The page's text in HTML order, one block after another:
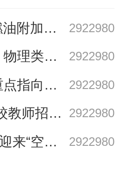
作以及镇村干部
了详细讲解。培
自然资源政策的
资源高水平保护
推动“百千万工
今日热搜 | 最高降30元，燃油附加费今起下调 2922980
广东高考专科投档线出炉，物理类广职大443分、深职大442分 2922980
深化扫黑除恶专项斗争，重点指向这些黑恶势力 2922980
湛江雷州通报“特殊教育学校教师招聘存在违规行为” 2922980
海上“三台共舞”，广东或将迎来“空调外机” | 天气早知道 2922980